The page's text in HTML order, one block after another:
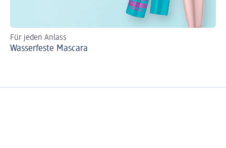
Für jeden Anlass
Wasserfeste Mascara